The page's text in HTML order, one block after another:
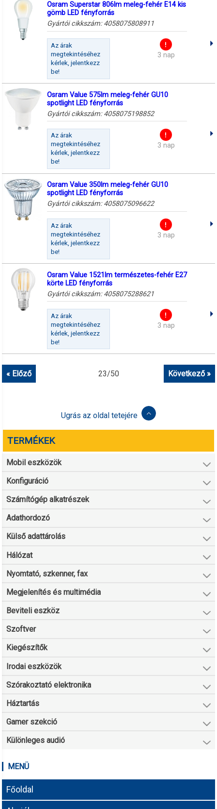
Osram Superstar 806lm meleg-fehér E14 kis
gömb LED fényforrás
Gyártói cikkszám: 4058075808911
Az árak
megtekintéséhez
kérlek, jelentkezz
be!
3 nap
Osram Value 575lm meleg-fehér GU10
spotlight LED fényforrás
Gyártói cikkszám: 4058075198852
Az árak
megtekintéséhez
kérlek, jelentkezz
be!
3 nap
Osram Value 350lm meleg-fehér GU10
spotlight LED fényforrás
Gyártói cikkszám: 4058075096622
Az árak
megtekintéséhez
kérlek, jelentkezz
be!
3 nap
Osram Value 1521lm természetes-fehér E27
körte LED fényforrás
Gyártói cikkszám: 4058075288621
Az árak
megtekintéséhez
kérlek, jelentkezz
be!
3 nap
23/50
« Előző Következő »
Ugrás az oldal tetejére
TERMÉKEK
Mobil eszközök
Konfiguráció
Számítógép alkatrészek
Adathordozó
Külső adattárolás
Hálózat
Nyomtató, szkenner, fax
Megjelenítés és multimédia
Beviteli eszköz
Szoftver
Kiegészítők
Irodai eszközök
Szórakoztató elektronika
Háztartás
Gamer szekció
Különleges audió
MENÜ
Főoldal